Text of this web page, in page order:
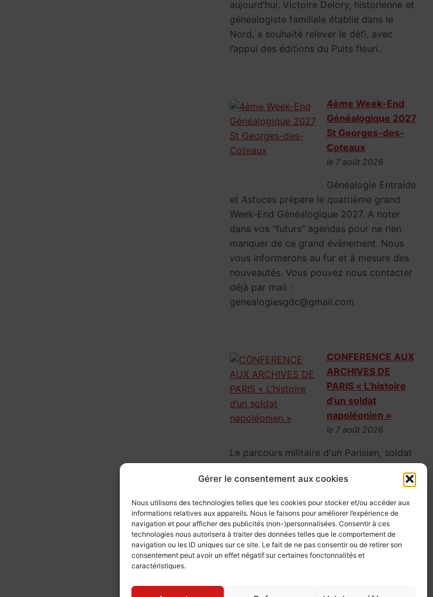
Gérer le consentement aux cookies
Nous utilisons des technologies telles que les cookies pour stocker et/ou accéder aux
informations relatives aux appareils. Nous le faisons pour améliorer l’expérience de
navigation et pour afficher des publicités (non-)personnalisées. Consentir à ces
technologies nous autorisera à traiter des données telles que le comportement de
navigation ou les ID uniques sur ce site. Le fait de ne pas consentir ou de retirer son
consentement peut avoir un effet négatif sur certaines fonctonnalités et
caractéristiques.
aujourd’hui. Victoire Delory, historienne et
généalogiste familiale établie dans le
Nord, a souhaité relever le défi, avec
l’appui des éditions du Puits fleuri.
4ème Week-End
Généalogique 2027
St Georges-des-
Coteaux
le 7 août 2026
Généalogie Entraide
et Astuces prépare le quatrième grand
Week-End Généalogique 2027. A noter
dans vos "futurs" agendas pour ne rien
manquer de ce grand évènement. Nous
vous informerons au fur et à mesure des
nouveautés. Vous pouvez nous contacter
déjà par mail :
genealogiesgdc@gmail.com
CONFERENCE AUX
ARCHIVES DE
PARIS « L’histoire
d’un soldat
napoléonien »
le 7 août 2026
Le parcours militaire d'un Parisien, soldat
mais vite rattrapé par la réalité de la
CONFERENCE AUX